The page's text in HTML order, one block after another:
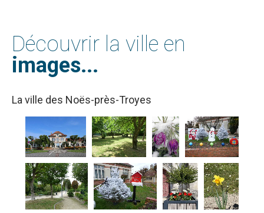
Découvrir la ville en
images...
La ville des Noës-près-Troyes